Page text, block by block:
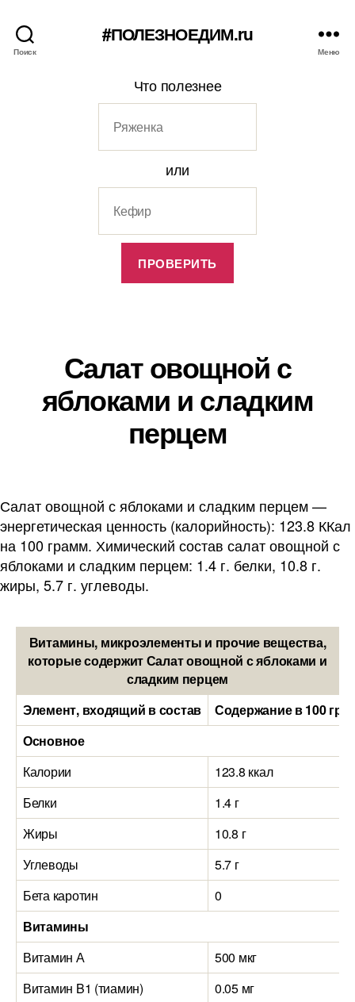
Поиск
#ПОЛЕЗНОЕДИМ.ru
Меню
Что полезнее
или
Салат овощной с
яблоками и сладким
перцем
Салат овощной с яблоками и сладким перцем —
энергетическая ценность (калорийность): 123.8 ККал
на 100 грамм. Химический состав салат овощной с
яблоками и сладким перцем: 1.4 г. белки, 10.8 г.
жиры, 5.7 г. углеводы.
Витамины, микроэлементы и прочие вещества,
которые содержит Салат овощной с яблоками и
сладким перцем
Элемент, входящий в состав
Содержание в 100
Основное
Калории
123.8 ккал
Белки
1.4 г
Жиры
10.8 г
Углеводы
5.7 г
Бета каротин
0
Витамины
Витамин А
500 мкг
Витамин B1 (тиамин)
0.05 мг